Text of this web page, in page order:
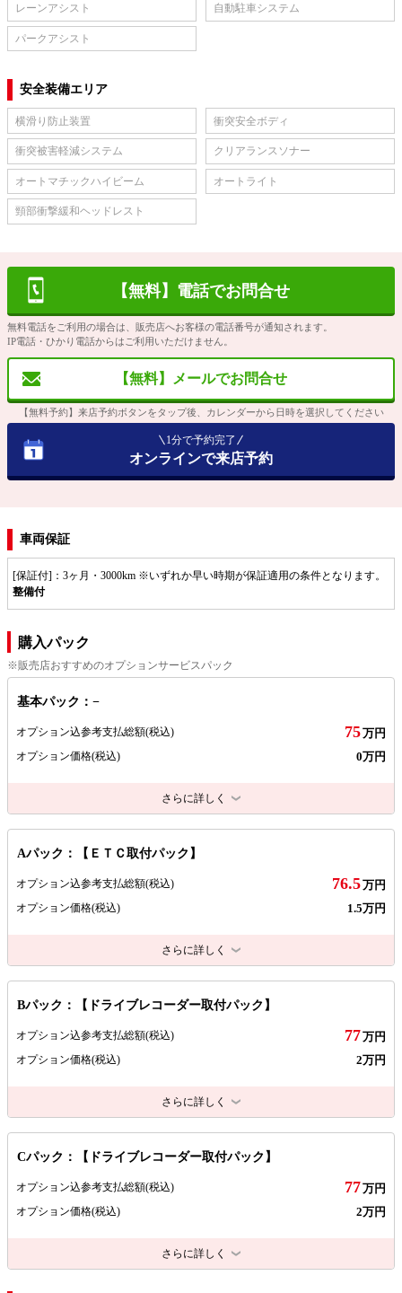
レーンアシスト 自動駐車システム
パークアシスト
安全装備エリア
横滑り防止装置 衝突安全ボディ
衝突被害軽減システム クリアランスソナー
オートマチックハイビーム オートライト
頸部衝撃緩和ヘッドレスト
【無料】電話でお問合せ
無料電話をご利用の場合は、販売店へお客様の電話番号が通知されます。
IP電話・ひかり電話からはご利用いただけません。
【無料】メールでお問合せ
【無料予約】来店予約ボタンをタップ後、カレンダーから日時を選択してください
1分で予約完了
オンラインで来店予約
車両保証
[保証付]：3ヶ月・3000km ※いずれか早い時期が保証適用の条件となります。
整備付
購入パック
※販売店おすすめのオプションサービスパック
基本パック：−
オプション込参考支払総額(税込) 75万円
オプション価格(税込) 0万円
さらに詳しく
Aパック：【ＥＴＣ取付パック】
オプション込参考支払総額(税込) 76.5万円
オプション価格(税込) 1.5万円
さらに詳しく
Bパック：【ドライブレコーダー取付パック】
オプション込参考支払総額(税込) 77万円
オプション価格(税込) 2万円
さらに詳しく
Cパック：【ドライブレコーダー取付パック】
オプション込参考支払総額(税込) 77万円
オプション価格(税込) 2万円
さらに詳しく